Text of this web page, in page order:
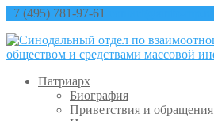
+7 (495) 781-97-61
Патриарх
Биография
Приветствия и обращения